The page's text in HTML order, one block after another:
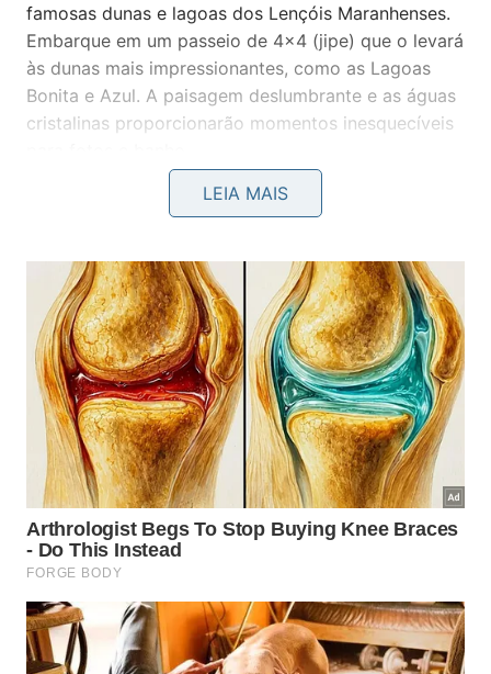
famosas dunas e lagoas dos Lençóis Maranhenses.
Embarque em um passeio de 4×4 (jipe) que o levará
às dunas mais impressionantes, como as Lagoas
Bonita e Azul. A paisagem deslumbrante e as águas
cristalinas proporcionarão momentos inesquecíveis
Tarde:Após um almoço em um restaurante local ou
um piquenique, continue explorando o parque. Se o
tempo permitir, visite a Lagoa do Peixe ou a Lagoa
da Esperança. As diferentes lagoas têm
características únicas e oferecem experiências
variadas de contato com a natureza.
LEIA MAIS